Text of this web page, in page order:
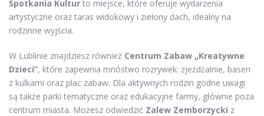
Spotkania Kultur to miejsce, które oferuje wydarzenia
artystyczne oraz taras widokowy i zielony dach, idealny na
rodzinne wyjścia.
W Lublinie znajdziesz również Centrum Zabaw „Kreatywne
Dzieci”, które zapewnia mnóstwo rozrywek: zjeżdżalnie, basen
z kulkami oraz plac zabaw. Dla aktywnych rodzin godne uwagi
są także parki tematyczne oraz edukacyjne farmy, głównie poza
centrum miasta. Możesz odwiedzić Zalew Zemborzycki z